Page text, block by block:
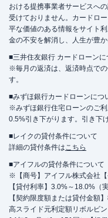
おける提携事業者サービスへ
受けておりません。カードロ
平な価値のある情報をサイト
金の不安を解消し、人生が豊
■三井住友銀行 カードローンに
※毎月の返済は、返済時点で
す。
■みずほ銀行カードローンにつ
※みずほ銀行住宅ローンのご
0.5%引き下がります。引き下
■レイクの貸付条件について
詳細の貸付条件はこちら
■アイフルの貸付条件について
※【商号】アイフル株式会社
【貸付利率】3.0%～18.0%（
【契約限度額または貸付金額
高スライド元利定額リボルビ